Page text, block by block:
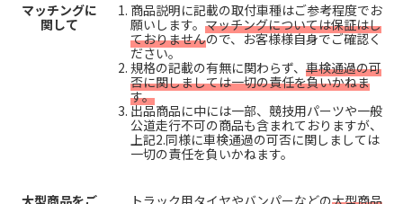
マッチングに
関して
商品説明に記載の取付車種はご参考程度でお
願いします。 マッチングについては保証はし
ておりませんので、お客様様自身でご確認く
ださい。
規格の記載の有無に関わらず、 車検通過の可
否に関しましては一切の責任を負いかねま
す。
出品商品に中には一部、競技用パーツや一般
公道走行不可の商品も含まれておりますが、
上記2.同様に車検通過の可否に関しましては
一切の責任を負いかねます。